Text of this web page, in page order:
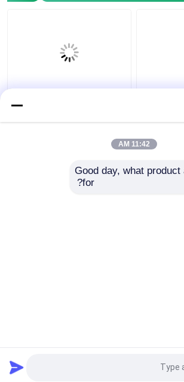
بوصة كأس تركيب أسفل
Hebei Jincheng Aerosol Valve
11:42 AM
Good day, what
for?